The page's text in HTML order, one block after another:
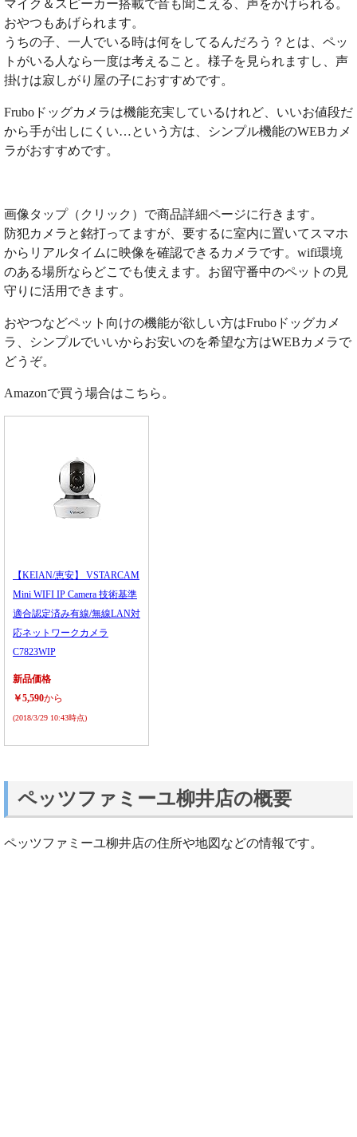
マイク＆スピーカー搭載で音も聞こえる、声をかけられる。
おやつもあげられます。
うちの子、一人でいる時は何をしてるんだろう？とは、ペッ
トがいる人なら一度は考えること。様子を見られますし、声
掛けは寂しがり屋の子におすすめです。
Fruboドッグカメラは機能充実しているけれど、いいお値段だ
から手が出しにくい…という方は、シンプル機能のWEBカメ
ラがおすすめです。
画像タップ（クリック）で商品詳細ページに行きます。
防犯カメラと銘打ってますが、要するに室内に置いてスマホ
からリアルタイムに映像を確認できるカメラです。wifi環境
のある場所ならどこでも使えます。お留守番中のペットの見
守りに活用できます。
おやつなどペット向けの機能が欲しい方はFruboドッグカメ
ラ、シンプルでいいからお安いのを希望な方はWEBカメラで
どうぞ。
Amazonで買う場合はこちら。
【KEIAN/恵安】 VSTARCAM
Mini WIFI IP Camera 技術基準
適合認定済み有線/無線LAN対
応ネットワークカメラ
C7823WIP
新品価格
￥5,590から
(2018/3/29 10:43時点)
ペッツファミーユ柳井店の概要
ペッツファミーユ柳井店の住所や地図などの情報です。